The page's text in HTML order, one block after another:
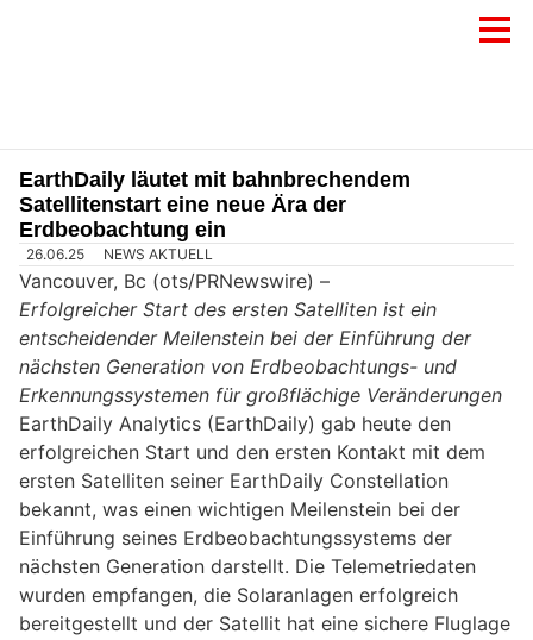
EarthDaily läutet mit bahnbrechendem
Satellitenstart eine neue Ära der
Erdbeobachtung ein
26.06.25 NEWS AKTUELL
Vancouver, Bc (ots/PRNewswire) –
Erfolgreicher Start des ersten Satelliten ist ein
entscheidender Meilenstein bei der Einführung der
nächsten Generation von Erdbeobachtungs- und
Erkennungssystemen für großflächige Veränderungen
EarthDaily Analytics (EarthDaily) gab heute den
erfolgreichen Start und den ersten Kontakt mit dem
ersten Satelliten seiner EarthDaily Constellation
bekannt, was einen wichtigen Meilenstein bei der
Einführung seines Erdbeobachtungssystems der
nächsten Generation darstellt. Die Telemetriedaten
wurden empfangen, die Solaranlagen erfolgreich
bereitgestellt und der Satellit hat eine sichere Fluglage